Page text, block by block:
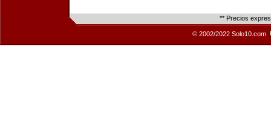
** Precios
© 2002/2022 Solo10.com